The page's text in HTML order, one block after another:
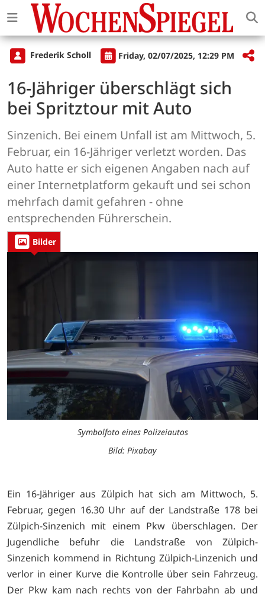
Frederik Scholl Friday, 02/07/2025, 12:29 PM
16-Jähriger überschlägt sich
bei Spritztour mit Auto
Sinzenich. Bei einem Unfall ist am Mittwoch, 5.
Februar, ein 16-Jähriger verletzt worden. Das
Auto hatte er sich eigenen Angaben nach auf
einer Internetplatform gekauft und sei schon
mehrfach damit gefahren - ohne
entsprechenden Führerschein.
Bilder
Symbolfoto eines Polizeiautos
Bild: Pixabay
Ein 16-Jähriger aus Zülpich hat sich am Mittwoch, 5.
Februar, gegen 16.30 Uhr auf der Landstraße 178 bei
Zülpich-Sinzenich mit einem Pkw überschlagen. Der
Jugendliche befuhr die Landstraße von Zülpich-
Sinzenich kommend in Richtung Zülpich-Linzenich und
verlor in einer Kurve die Kontrolle über sein Fahrzeug.
Der Pkw kam nach rechts von der Fahrbahn ab und